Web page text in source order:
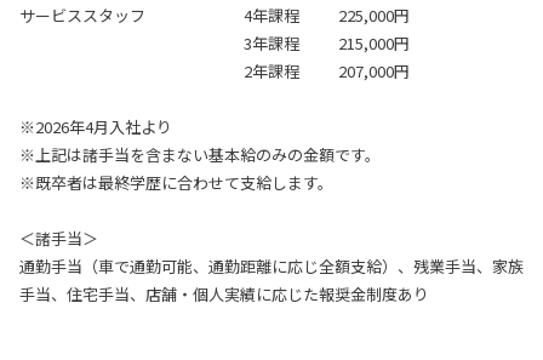
サービススタッフ 4年課程 225,000円
3年課程 215,000円
2年課程 207,000円
※2026年4月入社より
※上記は諸手当を含まない基本給のみの金額です。
※既卒者は最終学歴に合わせて支給します。
＜諸手当＞
通勤手当（車で通勤可能、通勤距離に応じ全額支給）、残業手当、家族
手当、住宅手当、店舗・個人実績に応じた報奨金制度あり